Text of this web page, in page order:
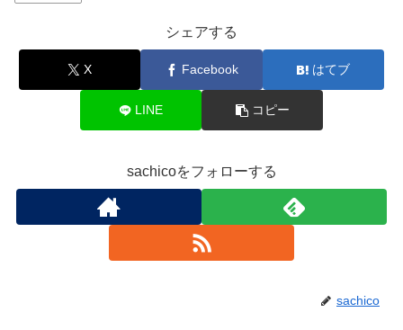
シェアする
X Facebook はてブ
LINE コピー
sachicoをフォローする
sachico